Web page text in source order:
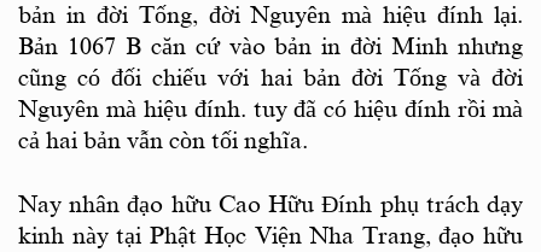
bản in đời Tống, đời Nguyên mà hiệu đính lại.
Bản 1067 B căn cứ vào bản in đời Minh nhưng
cũng có đối chiếu với hai bản đời Tống và đời
Nguyên mà hiệu đính. tuy đã có hiệu đính rồi mà
cả hai bản vẫn còn tối nghĩa.
Nay nhân đạo hữu Cao Hữu Ðính phụ trách dạy
kinh này tại Phật Học Viện Nha Trang, đạo hữu